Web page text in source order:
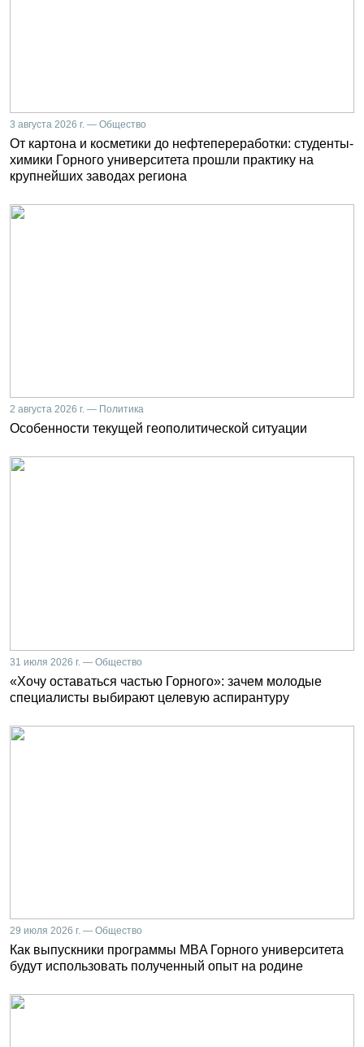
3 августа 2026 г. — Общество
От картона и косметики до нефтепереработки: студенты-
химики Горного университета прошли практику на
крупнейших заводах региона
2 августа 2026 г. — Политика
Особенности текущей геополитической ситуации
31 июля 2026 г. — Общество
«Хочу оставаться частью Горного»: зачем молодые
специалисты выбирают целевую аспирантуру
29 июля 2026 г. — Общество
Как выпускники программы MBA Горного университета
будут использовать полученный опыт на родине